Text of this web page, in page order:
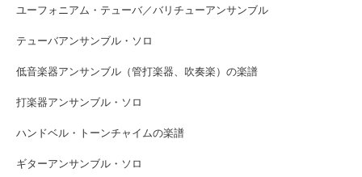
ユーフォニアム・テューバ／バリチューアンサンブル
テューバアンサンブル・ソロ
低音楽器アンサンブル（管打楽器、吹奏楽）の楽譜
打楽器アンサンブル・ソロ
ハンドベル・トーンチャイムの楽譜
ギターアンサンブル・ソロ